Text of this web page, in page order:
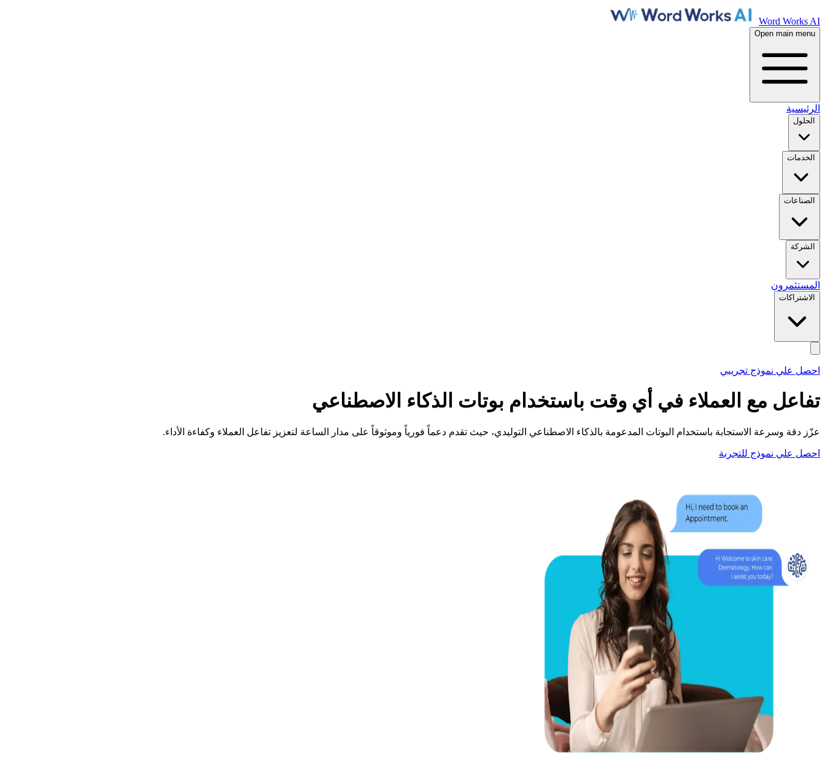
Word Works AI
Open main menu
الرئيسية
الحلول
الخدمات
الصناعات
الشركة
المستثمرون
الاشتراكات
احصل علي نموذج تجريبي
تفاعل مع العملاء في أي وقت باستخدام بوتات الذكاء الاصطناعي
عزّز دقة وسرعة الاستجابة باستخدام البوتات المدعومة بالذكاء الاصطناعي التوليدي، حيث تقدم دعماً فورياً وموثوقاً على مدار الساعة لتعزيز تفاعل العملاء وكفاءة الأداء.
احصل علي نموذج للتجربة